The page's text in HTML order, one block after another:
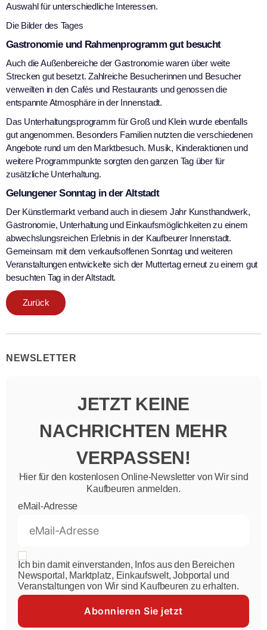
Auswahl für unterschiedliche Interessen.
Die Bilder des Tages
Gastronomie und Rahmenprogramm gut besucht
Auch die Außenbereiche der Gastronomie waren über weite
Strecken gut besetzt. Zahlreiche Besucherinnen und Besucher
verweilten in den Cafés und Restaurants und genossen die
entspannte Atmosphäre in der Innenstadt.
Das Unterhaltungsprogramm für Groß und Klein wurde ebenfalls
gut angenommen. Besonders Familien nutzten die verschiedenen
Angebote rund um den Marktbesuch. Musik, Kinderaktionen und
weitere Programmpunkte sorgten den ganzen Tag über für
zusätzliche Unterhaltung.
Gelungener Sonntag in der Altstadt
Der Künstlermarkt verband auch in diesem Jahr Kunsthandwerk,
Gastronomie, Unterhaltung und Einkaufsmöglichkeiten zu einem
abwechslungsreichen Erlebnis in der Kaufbeurer Innenstadt.
Gemeinsam mit dem verkaufsoffenen Sonntag und weiteren
Veranstaltungen entwickelte sich der Muttertag erneut zu einem gut
besuchten Tag in der Altstadt.
Zurück
NEWSLETTER
JETZT KEINE
NACHRICHTEN MEHR
VERPASSEN!
Hier für den kostenlosen Online-Newsletter von Wir sind
Kaufbeuren anmelden.
eMail-Adresse
Ich bin damit einverstanden, Infos aus den Bereichen
Newsportal, Marktplatz, Einkaufswelt, Jobportal und
Veranstaltungen von Wir sind Kaufbeuren zu erhalten.